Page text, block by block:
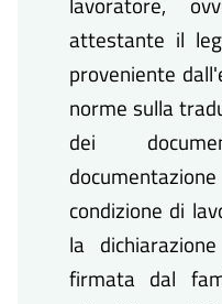
attestante il
proveniente
norme sulla
dei
condizione di
la
firmata dal